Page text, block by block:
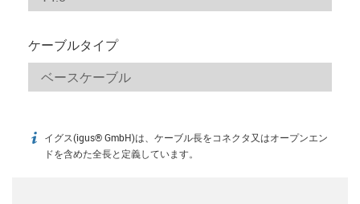
ケーブルタイプ
igus-icon-info
イグス(igus® GmbH)は、ケーブル長をコネクタ又はオープンエン
ドを含めた全長と定義しています。